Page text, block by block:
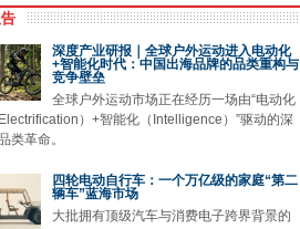
深度产业研报｜全球户外运动进入电动化
+智能化时代：中国出海品牌的品类重构与
竞争壁垒
全球户外运动市场正在经历一场由“电动化
Electrification）+智能化（Intelligence）”驱动的深
类革命。
四轮电动自行车：一个万亿级的家庭“第二
辆车”蓝海市场
大批拥有顶级汽车与消费电子跨界背景的